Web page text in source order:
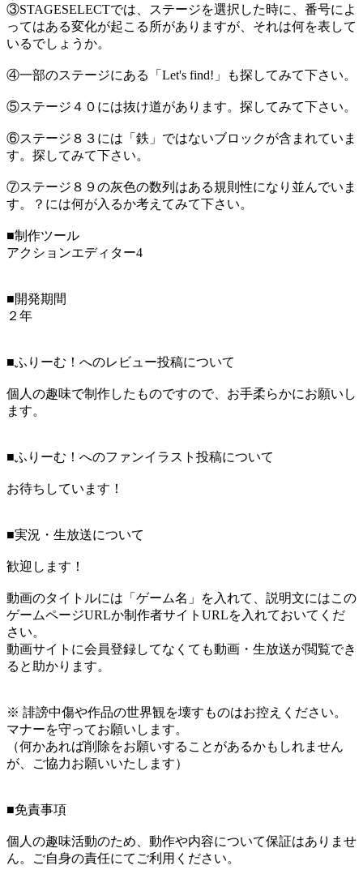
③STAGESELECTでは、ステージを選択した時に、番号によ
ってはある変化が起こる所がありますが、それは何を表して
いるでしょうか。
④一部のステージにある「Let's find!」も探してみて下さい。
⑤ステージ４０には抜け道があります。探してみて下さい。
⑥ステージ８３には「鉄」ではないブロックが含まれていま
す。探してみて下さい。
⑦ステージ８９の灰色の数列はある規則性になり並んでいま
す。？には何が入るか考えてみて下さい。
■制作ツール
アクションエディター4
■開発期間
２年
■ふりーむ！へのレビュー投稿について
個人の趣味で制作したものですので、お手柔らかにお願いし
ます。
■ふりーむ！へのファンイラスト投稿について
お待ちしています！
■実況・生放送について
歓迎します！
動画のタイトルには「ゲーム名」を入れて、説明文にはこの
ゲームページURLか制作者サイトURLを入れておいてくだ
さい。
動画サイトに会員登録してなくても動画・生放送が閲覧でき
ると助かります。
※ 誹謗中傷や作品の世界観を壊すものはお控えください。
マナーを守ってお願いします。
（何かあれば削除をお願いすることがあるかもしれません
が、ご協力お願いいたします）
■免責事項
個人の趣味活動のため、動作や内容について保証はありませ
ん。ご自身の責任にてご利用ください。